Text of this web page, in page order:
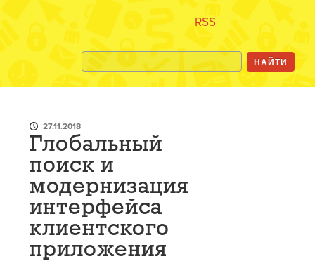
RSS
27.11.2018
Глобальный
поиск и
модернизация
интерфейса
клиентского
приложения